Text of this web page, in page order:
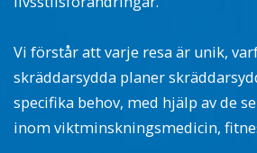
Vi förstår att varje resa är unik,
skräddarsydda planer
specifika behov, med hjälp av de
inom viktminskningsmedicin,